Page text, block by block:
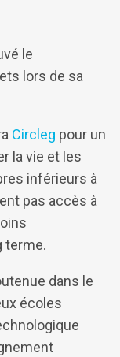
le
lors de sa
Circleg pour un
la vie et les
inférieurs à
pas accès à
terme.
dans le
écoles